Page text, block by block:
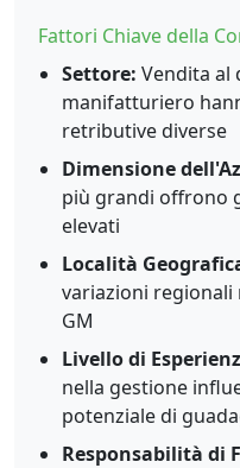
Fattori Chiave della
Settore: Vendita al
manifatturiero
retributive diverse
Dimensione
più grandi offrono
elevati
Località
variazioni regionali
GM
Livello di
nella gestione
potenziale di
Responsabilità di